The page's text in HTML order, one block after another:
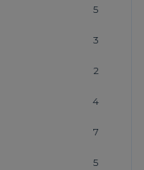
5
3
2
4
7
5